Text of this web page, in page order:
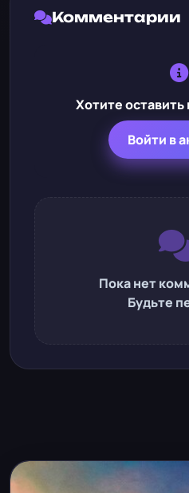
Комментарии
Хотите
Войти в
Пока нет
Будьте